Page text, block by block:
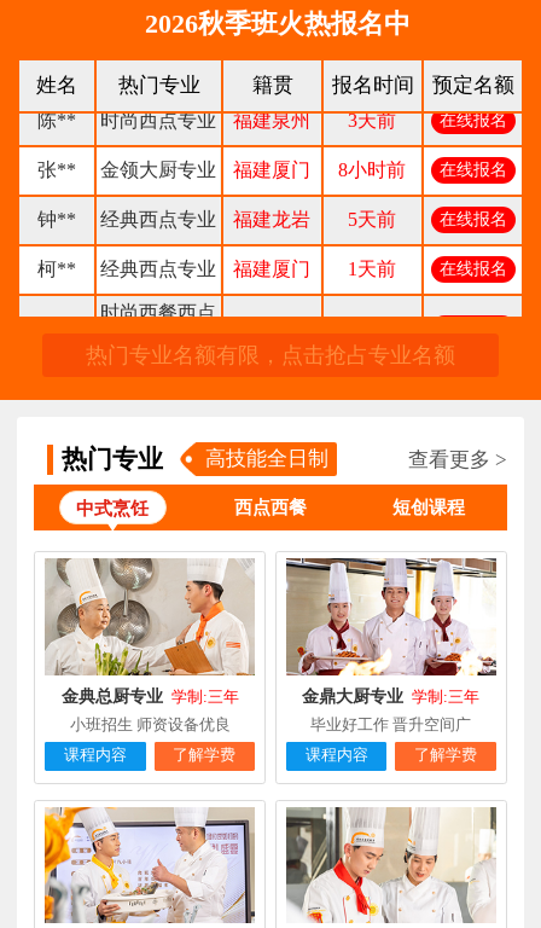
2026秋季班火热报名中
姓名 热门专业 籍贯 报名时间 预定名额
金典总厨专业 福建厦门 6小时前
林** 金鼎大厨专业 福建漳州 1天前 在线报名
陈** 时尚西点专业 福建泉州 3天前 在线报名
张** 金领大厨专业 福建厦门 8小时前 在线报名
钟** 经典西点专业 福建龙岩 5天前 在线报名
柯** 经典西点专业 福建厦门 1天前 在线报名
赖**
时尚西餐西点
专业
福建三明 16小时前 在线报名
陈** 大厨精英专业 福建福州 3天前 在线报名
曾** 厨师长研修 福建厦门
王** 金典总厨专业 福建厦门 6小时前 在线报名
林** 金鼎大厨专业 福建漳州 1天前 在线报名
陈** 时尚西点专业 福建泉州 3天前 在线报名
张** 金领大厨专业 福建厦门 8小时前 在线报名
钟** 经典西点专业 5天前 在线报名
柯** 经典西点专业 福建厦门 1天前 在线报名
赖**
时尚西餐西点
专业
福建三明 16小时前 在线报名
陈** 大厨精英专业 福建福州 3天前 在线报名
热门专业名额有限，点击抢占专业名额
热门专业 高技能全日制 查看更多 >
中式烹饪 西点西餐 短创课程
金典总厨专业 学制:三年
小班招生 师资设备优良
课程内容
了解学费
金鼎大厨专业 学制:三年
毕业好工作 晋升空间广
课程内容
了解学费